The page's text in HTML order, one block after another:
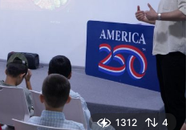
1312 4